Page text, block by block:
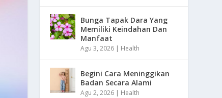
Bunga Tapak Dara Yang
Memiliki Keindahan Dan
Manfaat
Agu 3, 2026 | Health
Begini Cara Meninggikan
Badan Secara Alami
Agu 2, 2026 | Health